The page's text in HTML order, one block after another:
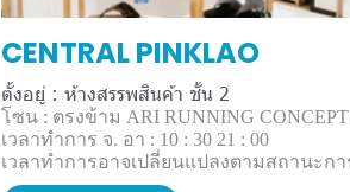
CENTRAL PINKLAO
ตั้งอยู่ : ห้างสรรพสินค้า ชั้น 2
โซน : ตรงข้าม ARI RUNNING CONCEPT
เวลาทำการ จ. อา : 10 : 30 21 : 00
เวลาทำการอาจเปลี่ยนแปลงตามสถานะก